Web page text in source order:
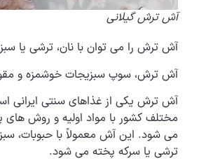
آش ترش گیلانی
آش ترش را می توان با نان، ترشی یا
آش ترش، سوپ سبزیجات خوشمزه و
آش ترش یکی از غذاهای سنتی ایرانی
مختلف کشور با مواد اولیه و روش های
می شود. این آش معمولاً با حبوبات،
ترشی یا سرکه پخته می شود.